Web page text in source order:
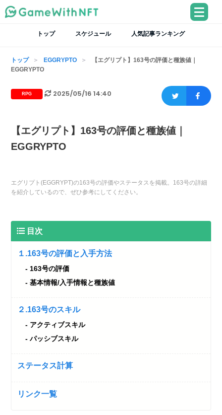
トップ スケジュール 人気記事ランキング
トップ EGGRYPTO
【エグリプト】163号の評価と種族値｜
EGGRYPTO
RPG 2025/05/16 14:40
【エグリプト】163号の評価と種族値｜
EGGRYPTO
エグリプト(EGGRYPT)の163号の評価やステータスを掲載。163号の詳細
を紹介しているので、ぜひ参考にしてください。
目次
１.163号の評価と入手方法
163号の評価
基本情報/入手情報と種族値
２.163号のスキル
アクティブスキル
パッシブスキル
ステータス計算
リンク一覧